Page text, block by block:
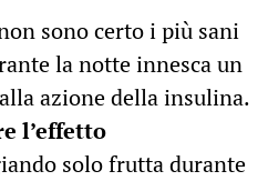
sono certo i più sani
la notte innesca un
azione della insulina.
l’effetto
solo frutta durante